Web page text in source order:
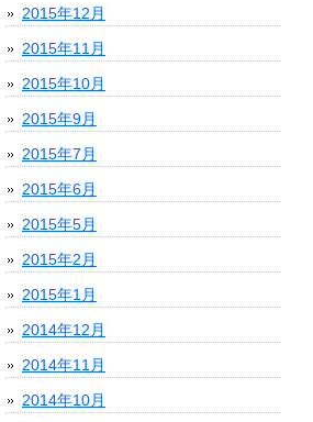
2015年12月
2015年11月
2015年10月
2015年9月
2015年7月
2015年6月
2015年5月
2015年2月
2015年1月
2014年12月
2014年11月
2014年10月